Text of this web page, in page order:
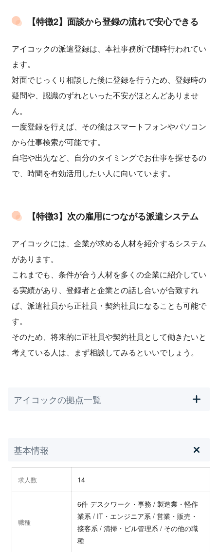
【特徴2】面談から登録の流れで安心できる
アイコックの派遣登録は、本社事務所で随時行われてい
ます。
対面でじっくり相談した後に登録を行うため、登録時の
疑問や、認識のずれといった不安がほとんどありませ
ん。
一度登録を行えば、その後はスマートフォンやパソコン
から仕事検索が可能です。
自宅や出先など、自分のタイミングでお仕事を探せるの
で、時間を有効活用したい人に向いています。
【特徴3】次の雇用につながる派遣システム
アイコックには、企業が求める人材を紹介するシステム
があります。
これまでも、条件が合う人材を多くの企業に紹介してい
る実績があり、登録者と企業との話し合いが合致すれ
ば、派遣社員から正社員・契約社員になることも可能で
す。
そのため、将来的に正社員や契約社員として働きたいと
考えている人は、まず相談してみるといいでしょう。
アイコックの拠点一覧
基本情報
求人数 14
職種
6件 デスクワーク・事務 / 製造業・軽作
業系 / IT・エンジニア系 / 営業・販売・
接客系 / 清掃・ビル管理系 / その他の職
種